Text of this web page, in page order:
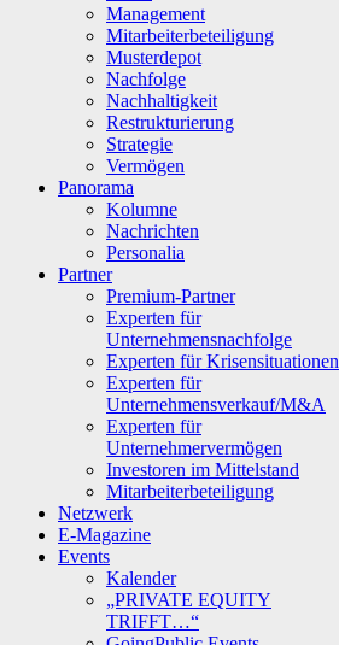
Management
Mitarbeiterbeteiligung
Musterdepot
Nachfolge
Nachhaltigkeit
Restrukturierung
Strategie
Vermögen
Panorama
Kolumne
Nachrichten
Personalia
Partner
Premium-Partner
Experten für
Unternehmensnachfolge
Experten für Krisensituationen
Experten für
Unternehmensverkauf/M&A
Experten für
Unternehmervermögen
Investoren im Mittelstand
Mitarbeiterbeteiligung
Netzwerk
E-Magazine
Events
Kalender
„PRIVATE EQUITY
TRIFFT…“